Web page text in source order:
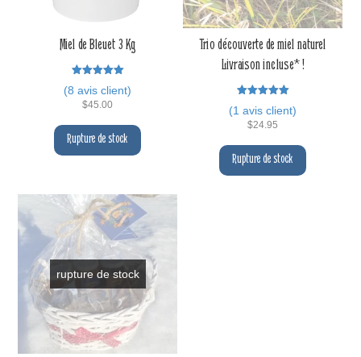
Miel de Bleuet 3 Kg
5.00
sur 5
(8 avis client)
$45.00
Rupture de stock
Trio découverte de miel naturel
Livraison incluse* !
5.00
sur 5
(1 avis client)
$24.95
Rupture de stock
rupture de stock